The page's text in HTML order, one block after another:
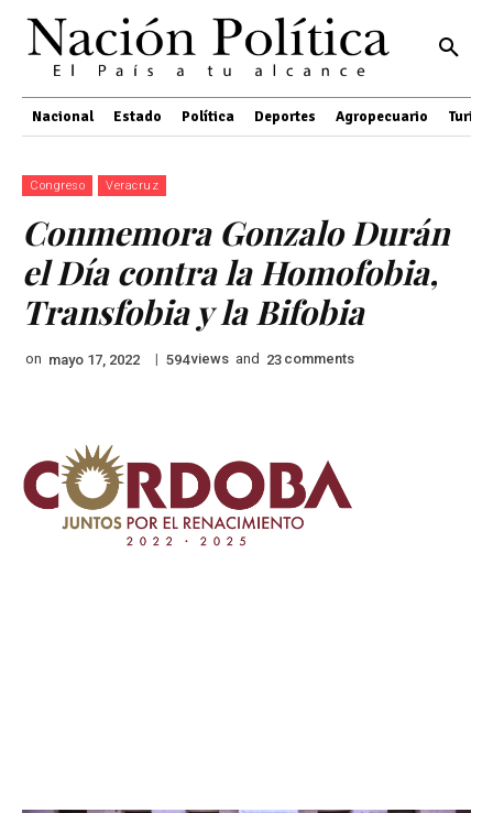
Nacional Estado Política Deportes Agropecuario
Congreso Veracruz
Conmemora Gonzalo Durán
el Día contra la Homofobia,
Transfobia y la Bifobia
on mayo 17, 2022 | 594views and 23 comments